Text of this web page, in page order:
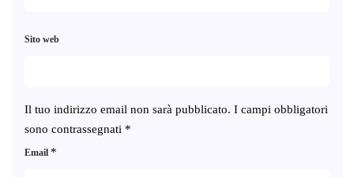
Il tuo indirizzo email non sarà pubblicato. I campi obbligatori
sono contrassegnati *
Email *
Sito web